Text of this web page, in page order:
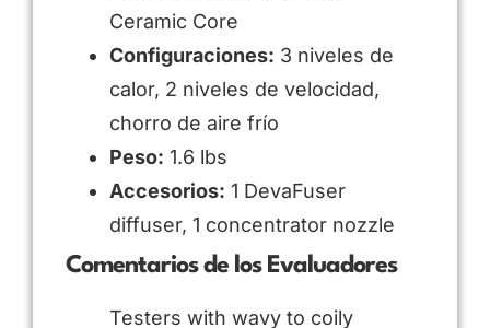
Ceramic Core
Configuraciones: 3 niveles de
calor, 2 niveles de velocidad,
chorro de aire frío
Peso: 1.6 lbs
Accesorios: 1 DevaFuser
diffuser, 1 concentrator nozzle
Comentarios de los Evaluadores
Testers with wavy to coily